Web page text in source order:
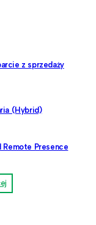
z sprzedaży
(Hybrid)
Presence